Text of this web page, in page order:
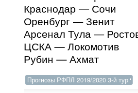
Краснодар — Сочи
Оренбург — Зенит
Арсенал Тула —
ЦСКА — Локомотив
Рубин — Ахмат
Прогнозы РФПЛ 2019/2020 3-й тур